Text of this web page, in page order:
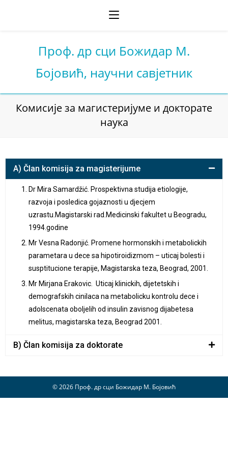
Проф. др сци Божидар М.
Бојовић, научни савјетник
Комисије за магистеријуме и докторате
наука
A) Član komisija za magisterijume
Dr Mira Samardžić. Prospektivna studija etiologije,
razvoja i posledica gojaznosti u djecjem
uzrastu.Magistarski rad.Medicinski fakultet u Beogradu,
1994.godine
Mr Vesna Radonjić. Promene hormonskih i metabolickih
parametara u dece sa hipotiroidizmom – uticaj bolesti i
susptitucione terapije, Magistarska teza, Beograd, 2001.
Mr Mirjana Erakovic. Uticaj klinickih, dijetetskih i
demografskih cinilaca na metabolicku kontrolu dece i
adolscenata oboljelih od insulin zavisnog dijabetesa
melitus, magistarska teza, Beograd 2001.
B) Član komisija za doktorate
© 2026 Проф. др сци Божидар М. Бојовић